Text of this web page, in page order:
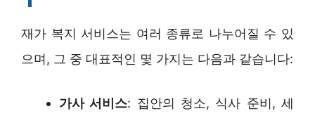
재가 복지 서비스는 여러 종류로 나누어질 수 있
으며, 그 중 대표적인 몇 가지는 다음과 같습니다:
가사 서비스: 집안의 청소, 식사 준비, 세